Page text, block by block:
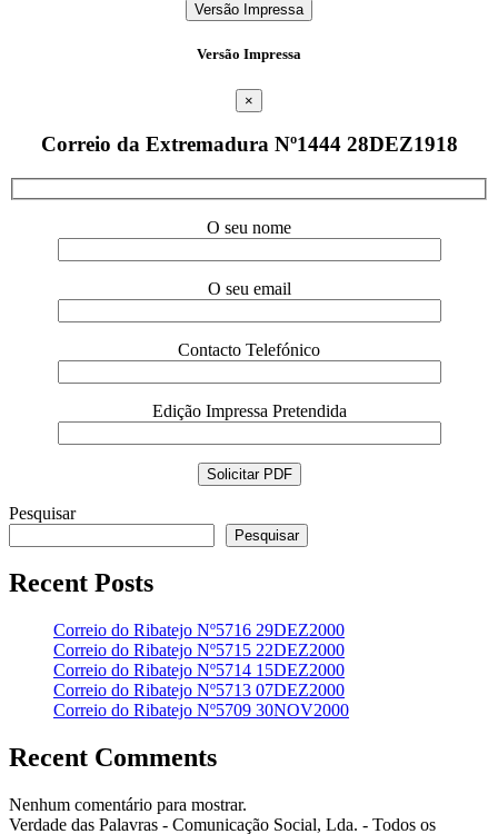
Versão Impressa
Versão Impressa
×
Correio da Extremadura Nº1444 28DEZ1918
O seu nome
O seu email
Contacto Telefónico
Edição Impressa Pretendida
Pesquisar
Pesquisar
Recent Posts
Correio do Ribatejo Nº5716 29DEZ2000
Correio do Ribatejo Nº5715 22DEZ2000
Correio do Ribatejo Nº5714 15DEZ2000
Correio do Ribatejo Nº5713 07DEZ2000
Correio do Ribatejo Nº5709 30NOV2000
Recent Comments
Nenhum comentário para mostrar.
Verdade das Palavras - Comunicação Social, Lda. - Todos os